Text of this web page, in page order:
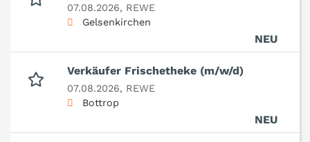
07.08.2026, REWE
Gelsenkirchen
NEU
Verkäufer Frischetheke (m/w/d)
07.08.2026, REWE
Bottrop
NEU